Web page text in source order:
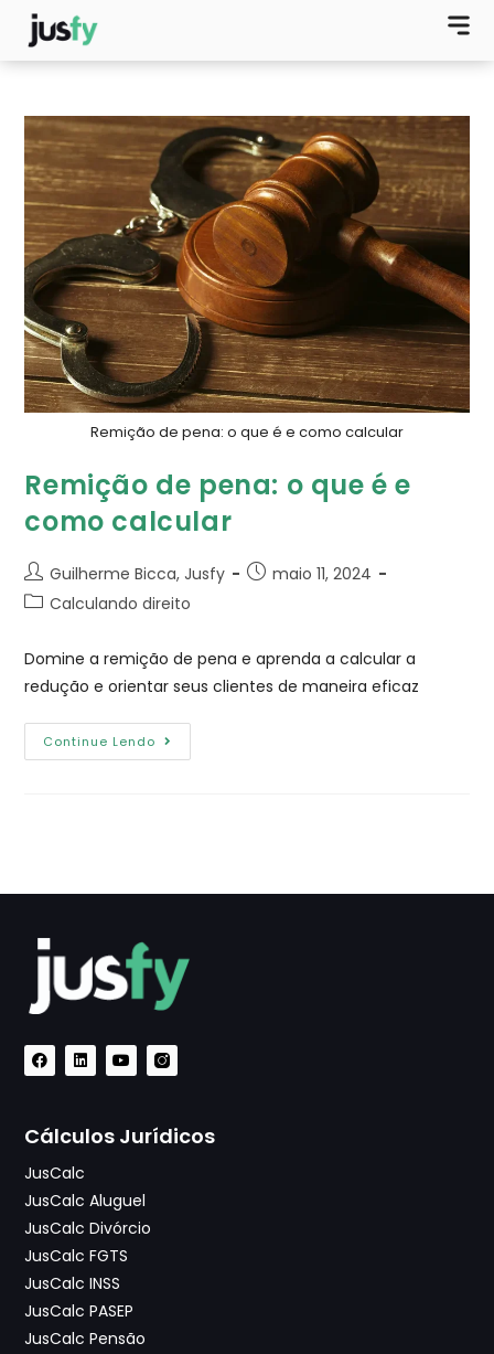
Remição de pena: o que é e como calcular
Remição de pena: o que é e
como calcular
Guilherme Bicca, Jusfy
maio 11, 2024
Calculando direito
Domine a remição de pena e aprenda a calcular a
redução e orientar seus clientes de maneira eficaz
Continue Lendo
Cálculos Jurídicos
JusCalc
JusCalc Aluguel
JusCalc Divórcio
JusCalc FGTS
JusCalc INSS
JusCalc PASEP
JusCalc Pensão